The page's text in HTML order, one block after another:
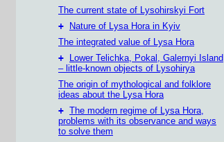
The current state of Lysohirskyi Fort
+
Nature of Lysa Hora in Kyiv
The integrated value of Lysa Hora
+
Lower Telichka, Pokal, Galernyi Island
– little-known objects of Lysohirya
The origin of mythological and folklore
ideas about the Lysa Hora
+ The modern regime of Lysa Hora,
problems with its observance and ways
to solve them